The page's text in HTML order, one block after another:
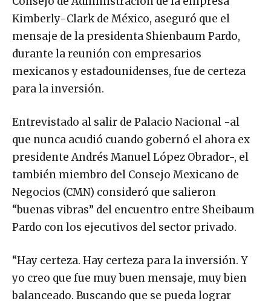
Kimberly-Clark de México, aseguró que el
mensaje de la presidenta Shienbaum Pardo,
durante la reunión con empresarios
mexicanos y estadounidenses, fue de certeza
para la inversión.
Entrevistado al salir de Palacio Nacional -al
que nunca acudió cuando gobernó el ahora ex
presidente Andrés Manuel López Obrador-, el
también miembro del Consejo Mexicano de
Negocios (CMN) consideró que salieron
“buenas vibras” del encuentro entre Sheibaum
Pardo con los ejecutivos del sector privado.
“Hay certeza. Hay certeza para la inversión. Y
yo creo que fue muy buen mensaje, muy bien
balanceado. Buscando que se pueda lograr